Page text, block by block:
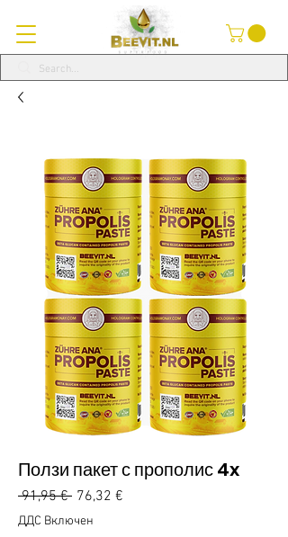
Ползи пакет с прополис 4x
91,95 € Редовна
цена
76,32 €
ДДС Включен